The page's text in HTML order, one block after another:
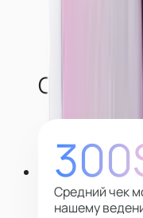
О наших
Средний чек
нашему